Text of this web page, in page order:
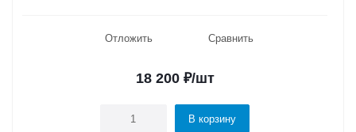
Отложить Сравнить
18 200 ₽/шт
В корзину